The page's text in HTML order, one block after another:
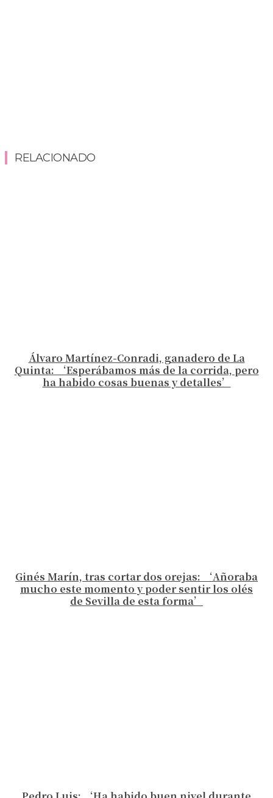
RELACIONADO
Álvaro Martínez-Conradi, ganadero de La
Quinta: ‘Esperábamos más de la corrida, pero
ha habido cosas buenas y detalles’
Ginés Marín, tras cortar dos orejas: ‘Añoraba
mucho este momento y poder sentir los olés
de Sevilla de esta forma’